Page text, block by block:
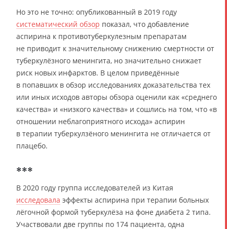
Но это не точно: опубликованный в 2019 году
систематический обзор показал, что добавление
аспирина к противотуберкулезным препаратам
не приводит к значительному снижению смертности от
туберкулёзного менингита, но значительно снижает
риск новых инфарктов. В целом приведённые
в попавших в обзор исследованиях доказательства тех
или иных исходов авторы обзора оценили как «среднего
качества» и «низкого качества» и сошлись на том, что «в
отношении неблагоприятного исхода» аспирин
в терапии туберкулзёного менингита не отличается от
плацебо.
***
В 2020 году группа исследователей из Китая
исследовала эффекты аспирина при терапии больных
лёгочной формой туберкулёза на фоне диабета 2 типа.
Участвовали две группы по 174 пациента, одна